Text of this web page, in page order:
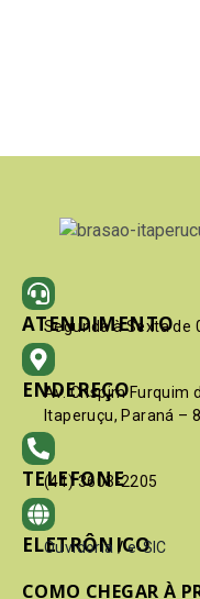
ATENDIMENTO
Segunda à Sexta de
ENDEREÇO
Av. Crispim Furquim
Itaperuçu, Paraná –
TELEFONE
(41) 3603-2205
ELETRÔNICO
Ouvidoria / e-SIC
COMO CHEGAR À